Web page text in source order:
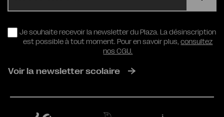
RGPD
Je souhaite recevoir la newsletter du Plaza. La désinscription
est possible à tout moment. Pour en savoir plus,consultez
nos CGU.
Voir la newsletter scolaire